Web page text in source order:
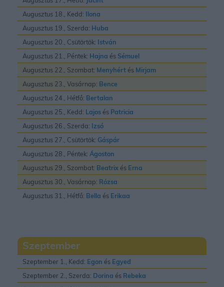
Augusztus 18., Kedd: Ilona
Augusztus 19., Szerda: Huba
Augusztus 20., Csütörtök: István
Augusztus 21., Péntek: Hajna és Sémuel
Augusztus 22., Szombat: Menyhért és Mirjam
Augusztus 23., Vasárnap: Bence
Augusztus 24., Hétfő: Bertalan
Augusztus 25., Kedd: Lajos és Patricia
Augusztus 26., Szerda: Izsó
Augusztus 27., Csütörtök: Gáspár
Augusztus 28., Péntek: Ágoston
Augusztus 29., Szombat: Beatrix és Erna
Augusztus 30., Vasárnap: Rózsa
Augusztus 31., Hétfő: Bella és Erikaa
Szeptember
Szeptember 1., Kedd: Egon és Egyed
Szeptember 2., Szerda: Dorina és Rebeka